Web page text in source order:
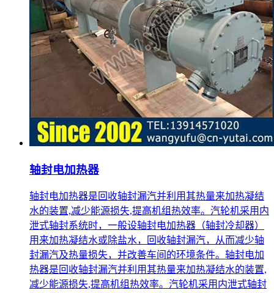
轴封电加热器
轴封电加热器是回收轴封漏汽并利用其热量来加热凝结
水的装置,减少能源损失,提高机组热效率。汽轮机采用内
泄式轴封系统时，一般设轴封电加热器（轴封冷却器）
用来加热凝结水或除盐水，回收轴封漏汽，从而减少轴
封漏汽及热量损失，并改善车间的环境条件。轴封电加
热器是回收轴封漏汽并利用其热量来加热凝结水的装置,
减少能源损失,提高机组热效率。汽轮机采用内泄式轴封